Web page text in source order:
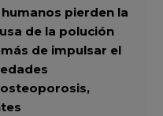
pierden la
de la polución
de impulsar el